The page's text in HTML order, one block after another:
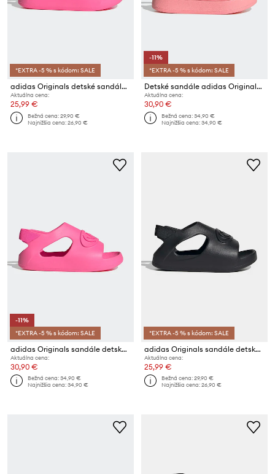
*EXTRA -5 % s kódom: SALE
adidas Originals detské sandále CAMPUS 00s FOAM SLIDE
Aktuálna cena:
25,99 €
Bežná cena:29,90 €
Najnižšia cena:26,90 €
-11%
*EXTRA -5 % s kódom: SALE
Detské sandále adidas Originals SUPERSTAR SANDAL
Aktuálna cena:
30,90 €
Bežná cena:34,90 €
Najnižšia cena:34,90 €
-11%
*EXTRA -5 % s kódom: SALE
adidas Originals sandále detské CAMPUS 00s FOAM SLIDE
Aktuálna cena:
30,90 €
Bežná cena:34,90 €
Najnižšia cena:34,90 €
*EXTRA -5 % s kódom: SALE
adidas Originals sandále detské CAMPUS 00s FOAM SLIDE
Aktuálna cena:
25,99 €
Bežná cena:29,90 €
Najnižšia cena:26,90 €